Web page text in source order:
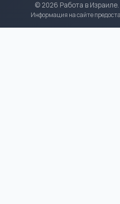
© 2026 Работа в
Информация на сайте